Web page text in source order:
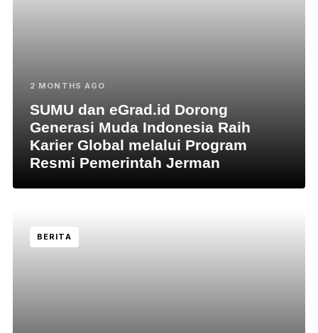
2 MONTHS AGO
SUMU dan eGrad.id Dorong
Generasi Muda Indonesia Raih
Karier Global melalui Program
Resmi Pemerintah Jerman
BERITA